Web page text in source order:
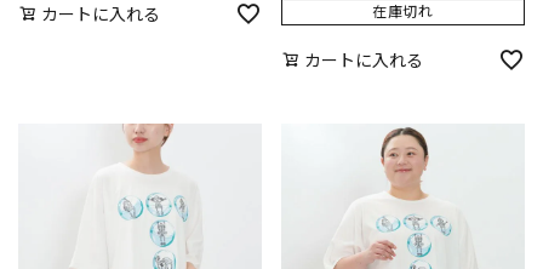
カートに入れる
在庫切れ
カートに入れる